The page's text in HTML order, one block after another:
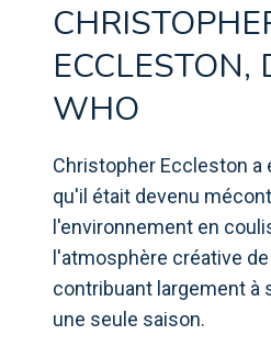
ECCLESTON,
WHO
Christopher Eccleston a
qu'il était devenu
l'environnement en
l'atmosphère créative
contribuant largement à
une seule saison.